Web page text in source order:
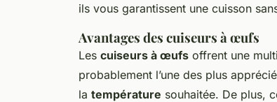
ils vous garantissent une cuisson
Avantages des cuiseurs à œufs
Les cuiseurs à œufs offrent une
probablement l’une des plus
la température souhaitée. De plus,